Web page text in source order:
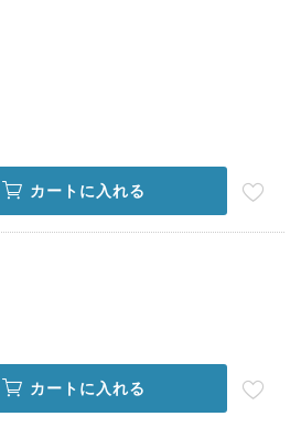
カートに入れる
カートに入れる